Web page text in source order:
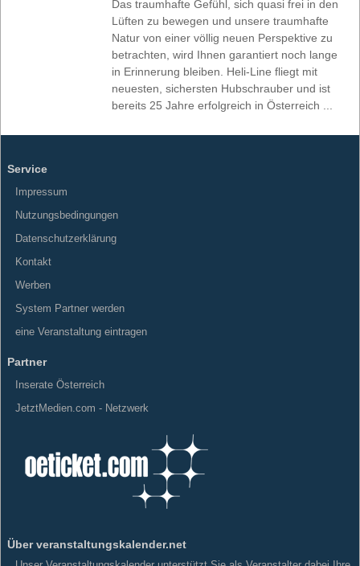
Das traumhafte Gefühl, sich quasi frei in den
Lüften zu bewegen und unsere traumhafte
Natur von einer völlig neuen Perspektive zu
betrachten, wird Ihnen garantiert noch lange
in Erinnerung bleiben. Heli-Line fliegt mit
neuesten, sichersten Hubschrauber und ist
bereits 25 Jahre erfolgreich in Österreich ...
Service
Impressum
Nutzungsbedingungen
Datenschutzerklärung
Kontakt
Werben
System Partner werden
eine Veranstaltung eintragen
Partner
Inserate Österreich
JetztMedien.com - Netzwerk
Über veranstaltungskalender.net